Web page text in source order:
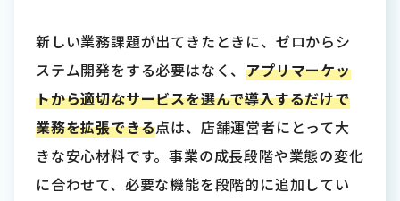
新しい業務課題が出てきたときに、ゼロからシ
ステム開発をする必要はなく、アプリマーケッ
トから適切なサービスを選んで導入するだけで
業務を拡張できる点は、店舗運営者にとって大
きな安心材料です。事業の成長段階や業態の変化
に合わせて、必要な機能を段階的に追加してい